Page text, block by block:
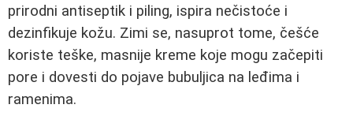
prirodni antiseptik i piling, ispira nečistoće i
dezinfikuje kožu. Zimi se, nasuprot tome, češće
koriste teške, masnije kreme koje mogu začepiti
pore i dovesti do pojave bubuljica na leđima i
ramenima.